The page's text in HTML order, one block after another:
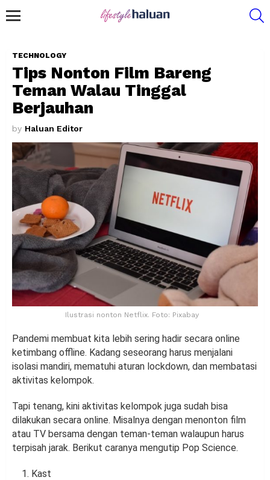
TECHNOLOGY
Tips Nonton Film Bareng
Teman Walau Tinggal
Berjauhan
by Haluan Editor
Ilustrasi nonton Netflix. Foto: Pixabay
Pandemi membuat kita lebih sering hadir secara online
ketimbang offline. Kadang seseorang harus menjalani
isolasi mandiri, mematuhi aturan lockdown, dan membatasi
aktivitas kelompok.
Tapi tenang, kini aktivitas kelompok juga sudah bisa
dilakukan secara online. Misalnya dengan menonton film
atau TV bersama dengan teman-teman walaupun harus
terpisah jarak. Berikut caranya mengutip Pop Science.
Kast